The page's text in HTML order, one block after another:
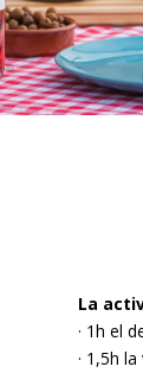
La
· 1h el
· 1,5h